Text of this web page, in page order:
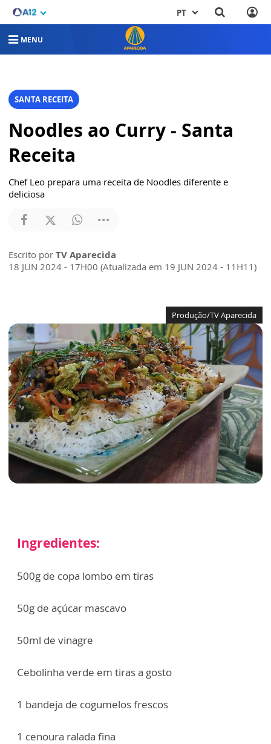
PT
MENU
SANTA RECEITA
Noodles ao Curry - Santa
Receita
Chef Leo prepara uma receita de Noodles diferente e
deliciosa
Escrito por TV Aparecida
18 JUN 2024 - 17H00 (Atualizada em 19 JUN 2024 - 11H11)
Produção/TV Aparecida
Ingredientes:
500g de copa lombo em tiras
50g de açúcar mascavo
50ml de vinagre
Cebolinha verde em tiras a gosto
1 bandeja de cogumelos frescos
1 cenoura ralada fina